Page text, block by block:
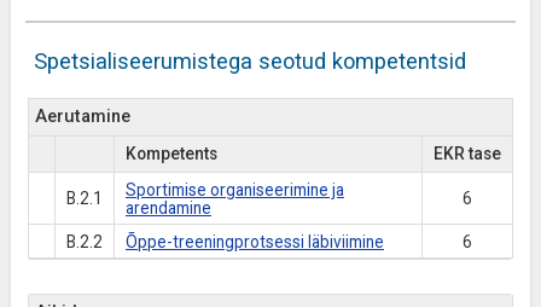
Spetsialiseerumistega seotud kompetentsid
Aerutamine
Kompetents EKR tase
B.2.1
Sportimise organiseerimine ja
arendamine
6
B.2.2 Õppe-treeningprotsessi läbiviimine 6